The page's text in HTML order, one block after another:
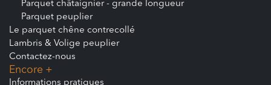
Parquet châtaignier - grande longueur
Parquet peuplier
Le parquet chêne contrecollé
Lambris & Volige peuplier
Contactez-nous
Encore +
Informations pratiques